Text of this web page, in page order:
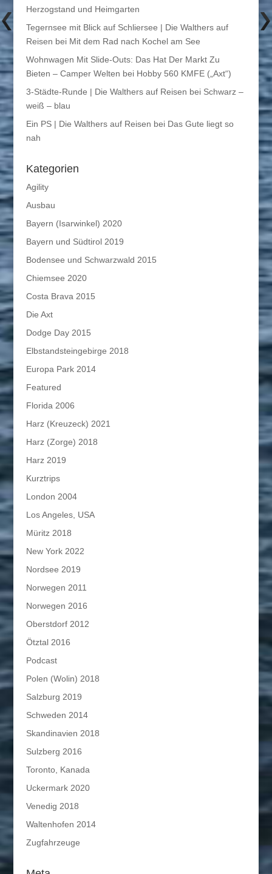
Herzogstand und Heimgarten
Tegernsee mit Blick auf Schliersee | Die Walthers auf
Reisen bei Mit dem Rad nach Kochel am See
Wohnwagen Mit Slide-Outs: Das Hat Der Markt Zu
Bieten – Camper Welten bei Hobby 560 KMFE („Axt“)
3-Städte-Runde | Die Walthers auf Reisen bei Schwarz –
weiß – blau
Ein PS | Die Walthers auf Reisen bei Das Gute liegt so
nah
Kategorien
Agility
Ausbau
Bayern (Isarwinkel) 2020
Bayern und Südtirol 2019
Bodensee und Schwarzwald 2015
Chiemsee 2020
Costa Brava 2015
Die Axt
Dodge Day 2015
Elbstandsteingebirge 2018
Europa Park 2014
Featured
Florida 2006
Harz (Kreuzeck) 2021
Harz (Zorge) 2018
Harz 2019
Kurztrips
London 2004
Los Angeles, USA
Müritz 2018
New York 2022
Nordsee 2019
Norwegen 2011
Norwegen 2016
Oberstdorf 2012
Ötztal 2016
Podcast
Polen (Wolin) 2018
Salzburg 2019
Schweden 2014
Skandinavien 2018
Sulzberg 2016
Toronto, Kanada
Uckermark 2020
Venedig 2018
Waltenhofen 2014
Zugfahrzeuge